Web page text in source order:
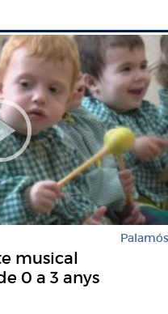
Palamós
musical
0 a 3 anys